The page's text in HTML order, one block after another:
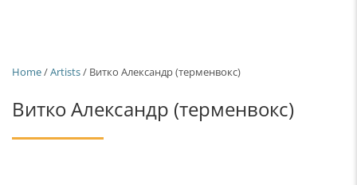
Home/Artists/ Витко Александр (терменвокс)
Витко Александр (терменвокс)